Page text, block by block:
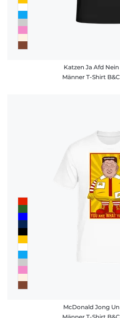
Katzen Ja Afd Nein
Männer T-Shirt B&C
McDonald Jong Un